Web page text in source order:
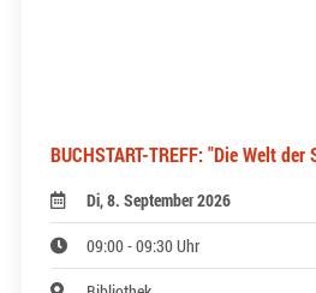
BUCHSTART-TREFF: "Die Welt
Di, 8. September 2026
09:00 - 09:30 Uhr